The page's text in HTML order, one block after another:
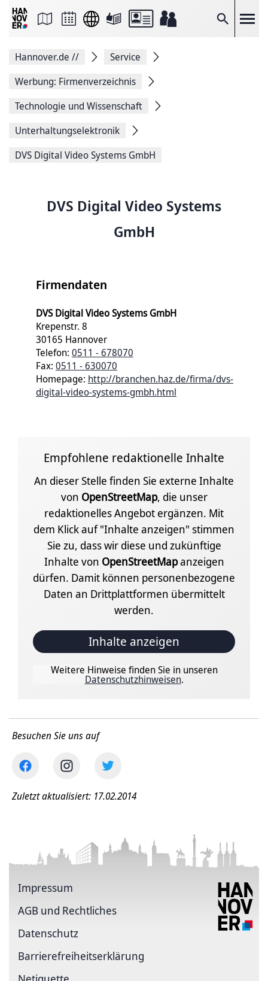
Suche
Seite
Facebook
teilen
Seitenlink
Seite
Hannover.de //
Service
Werbung: Firmenverzeichnis
Technologie und Wissenschaft
Unterhaltungselektronik
DVS Digital Video Systems GmbH
DVS Digital Video Systems
GmbH
Firmendaten
DVS Digital Video Systems GmbH
Krepenstr. 8
30165 Hannover
Telefon: 0511 - 678070
Fax: 0511 - 630070
Homepage: http://branchen.haz.de/firma/dvs-
digital-video-systems-gmbh.html
Empfohlene redaktionelle Inhalte
An dieser Stelle finden Sie externe Inhalte
von OpenStreetMap, die unser
redaktionelles Angebot ergänzen. Mit
dem Klick auf "Inhalte anzeigen" stimmen
Sie zu, dass wir diese und zukünftige
Inhalte von OpenStreetMapanzeigen
dürfen. Damit können personenbezogene
Daten an Drittplattformen übermittelt
werden.
Inhalte anzeigen
Weitere Hinweise finden Sie in unseren
Datenschutzhinweisen.
Besuchen Sie uns auf
Zuletzt aktualisiert: 17.02.2014
Impressum
AGB und Rechtliches
Datenschutz
Barriere­freiheits­erklärung